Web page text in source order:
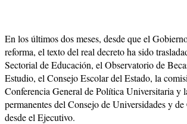
En los últimos dos meses, desde que el
reforma, el texto del real decreto ha sido
Sectorial de Educación, el Observatorio de
Estudio, el Consejo Escolar del Estado, la
Conferencia General de Política Universitaria y
permanentes del Consejo de Universidades y
desde el Ejecutivo.